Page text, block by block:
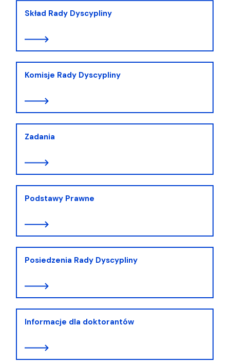
Skład Rady Dyscypliny
Komisje Rady Dyscypliny
Zadania
Podstawy Prawne
Posiedzenia Rady Dyscypliny
Informacje dla doktorantów